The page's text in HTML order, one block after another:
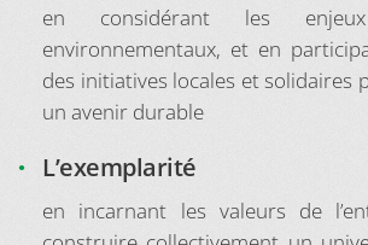
en considérant les
environnementaux, et en
des initiatives locales et solidaires
un avenir durable
L’exemplarité
en incarnant les valeurs de